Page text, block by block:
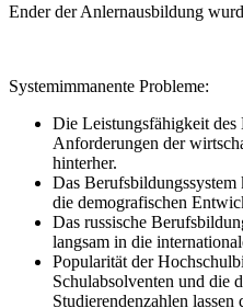
Ender der Anlernausbildung
Systemimmanente Probleme:
Die Leistungsfähigkeit des
Anforderungen der
hinterher.
Das Berufsbildungssystem
die demografischen
Das russische
langsam in die
Popularität der
Schulabsolventen und die
Studierendenzahlen